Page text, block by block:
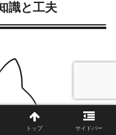
識と工夫
トップ サイドバー